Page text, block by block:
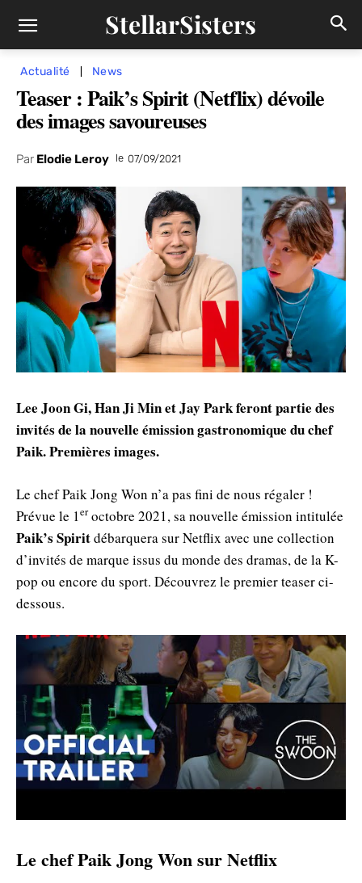
StellarSisters
Actualité News
Teaser : Paik’s Spirit (Netflix) dévoile
des images savoureuses
Par Elodie Leroy le 07/09/2021
Lee Joon Gi, Han Ji Min et Jay Park feront partie des
invités de la nouvelle émission gastronomique du chef
Paik. Premières images.
Le chef Paik Jong Won n’a pas fini de nous régaler !
Prévue le 1eroctobre 2021, sa nouvelle émission intitulée
Paik’s Spiritdébarquera sur Netflix avec une collection
d’invités de marque issus du monde des dramas, de la K-
pop ou encore du sport. Découvrez le premier teaser ci-
dessous.
Le chef Paik Jong Won sur Netflix